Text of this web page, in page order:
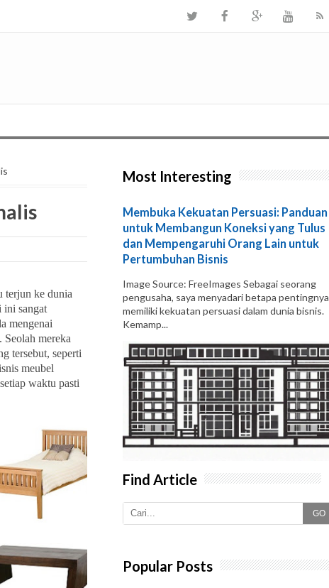
terjun ke dunia
ini sangat
mengenai
Seolah mereka
tersebut, seperti
meubel
waktu pasti
Most Interesting
Membuka Kekuatan Persuasi: Panduan
untuk Membangun Koneksi yang Tulus
dan Mempengaruhi Orang Lain untuk
Pertumbuhan Bisnis
Image Source: FreeImages‍ Sebagai seorang
pengusaha, saya menyadari betapa pentingnya
memiliki kekuatan persuasi dalam dunia bisnis.
Kemamp...
Find Article
GO
Popular Posts